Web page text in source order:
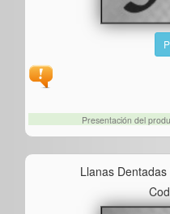
Presentación del
Llanas